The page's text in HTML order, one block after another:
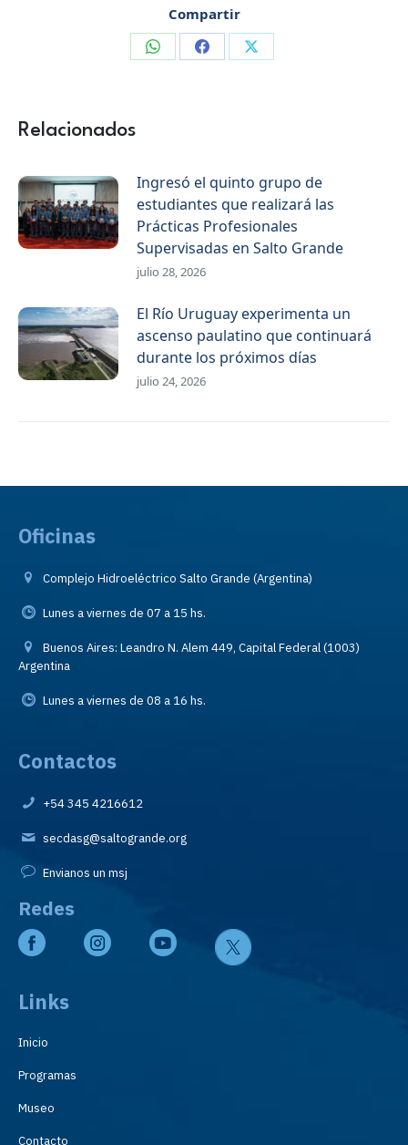
Compartir
CompartirCompartirCompartir
Relacionados
Ingresó el quinto grupo de
estudiantes que realizará las
Prácticas Profesionales
Supervisadas en Salto Grande
julio 28, 2026
El Río Uruguay experimenta un
ascenso paulatino que continuará
durante los próximos días
julio 24, 2026
Oficinas
Complejo Hidroeléctrico Salto Grande (Argentina)
Lunes a viernes de 07 a 15 hs.
Buenos Aires: Leandro N. Alem 449, Capital Federal (1003)
Argentina
Lunes a viernes de 08 a 16 hs.
Contactos
+54 345 4216612
secdasg@saltogrande.org
Envianos un msj
Redes
Links
Inicio
Programas
Museo
Contacto